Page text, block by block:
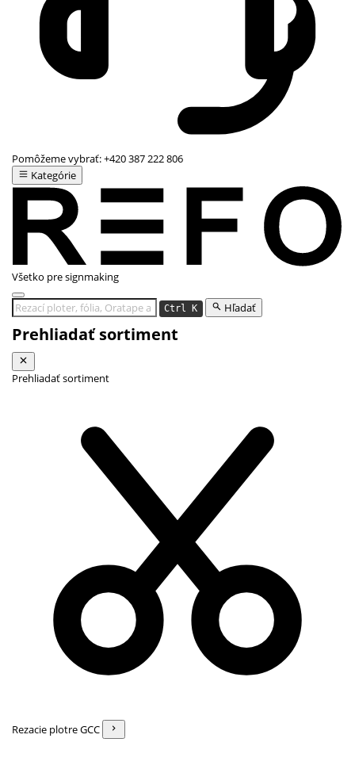
Pomôžeme vybrať:+420 387 222 806
Kategórie
Všetko pre signmaking
Ctrl K Hľadať
Prehliadať sortiment
Prehliadať sortiment
Rezacie plotre GCC